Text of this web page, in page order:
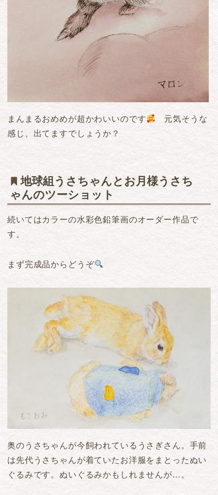
まんまるおめめが超かわいいのです
元気そうな
感じ、出てますでしょうか？
地球組うさちゃんとお月様うさち
ゃんのツーショット
続いてはカラーの水彩色鉛筆画のオーダー作品で
す。
まず完成品からどうぞ
奥のうさちゃんが今飼われているうさぎさん。手前
は先代うさちゃんが着ていたお洋服をまとったぬい
ぐるみです。ぬいぐるみかもしれませんが…。